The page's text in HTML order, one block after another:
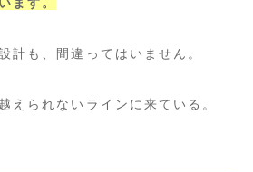
計も、間違ってはいません。
えられないラインに来ている。